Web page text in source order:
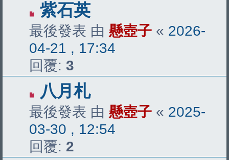
紫石英
最後發表 由 懸壺子 « 2026-
04-21 , 17:34
回覆: 3
八月札
最後發表 由 懸壺子 « 2025-
03-30 , 12:54
回覆: 2